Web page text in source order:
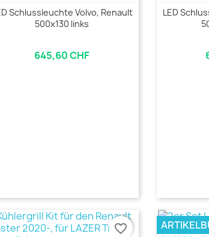
Schlussleuchte Volvo, Renault
500x130 links
645,60 CHF
LED
favorite_border